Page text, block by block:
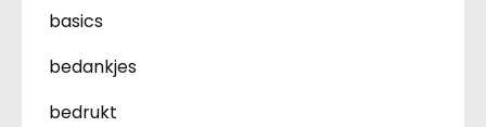
basics
bedankjes
bedrukt